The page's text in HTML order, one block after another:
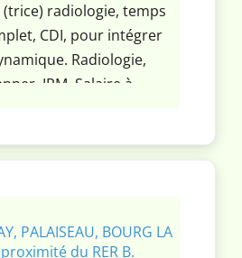
radiologie, temps
CDI, pour intégrer
Radiologie,
IRM. Salaire à
PALAISEAU, BOURG LA
du RER B.